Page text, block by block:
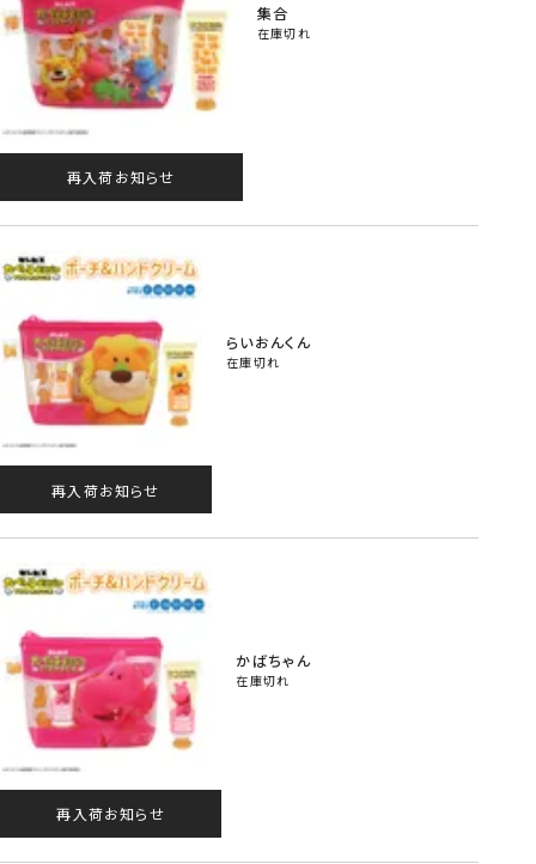
集合
在庫切れ
再入荷お知らせ
らいおんくん
在庫切れ
再入荷お知らせ
かばちゃん
在庫切れ
再入荷お知らせ